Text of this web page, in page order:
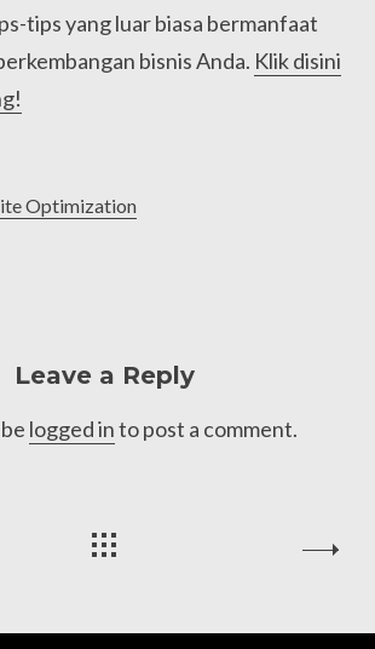
tips yang luar biasa bermanfaat
bisnis Anda. Klik disini
Optimization
Leave a Reply
logged into post a comment.